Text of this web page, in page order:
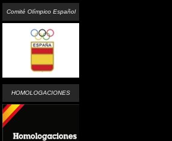
Comité Olímpico Español
HOMOLOGACIONES